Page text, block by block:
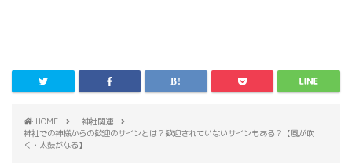
HOME
神社関連
神社での神様からの歓迎のサインとは？歓迎されていないサインもある？【風が吹
く・太鼓がなる】